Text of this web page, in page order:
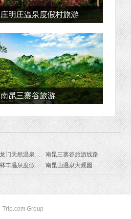
庄明庄温泉度假村旅游
南昆三寨谷旅游
惠州龙门天然温泉度假村旅游线路
南昆三寨谷旅游线路
惠州林丰温泉度假山庄旅游线路 南昆山温泉大观园旅游线路
Trip.com Group